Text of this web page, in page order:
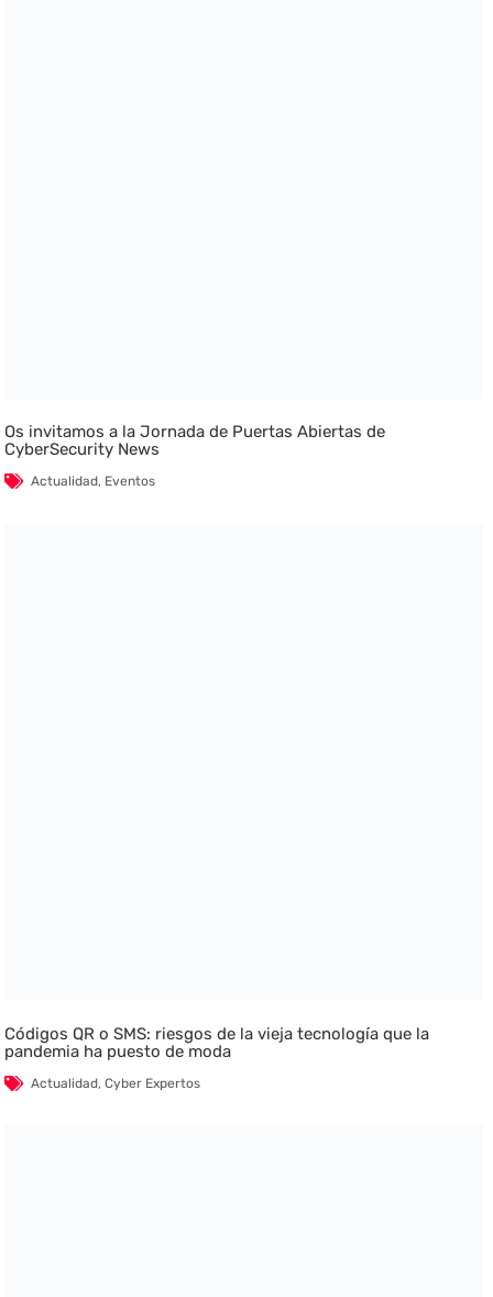
Os invitamos a la Jornada de Puertas Abiertas de
CyberSecurity News
Actualidad, Eventos
Códigos QR o SMS: riesgos de la vieja tecnología que la
pandemia ha puesto de moda
Actualidad,Cyber Expertos